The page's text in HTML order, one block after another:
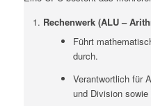
Rechenwerk (ALU –
Führt
durch.
Verantwortlich für
und Division